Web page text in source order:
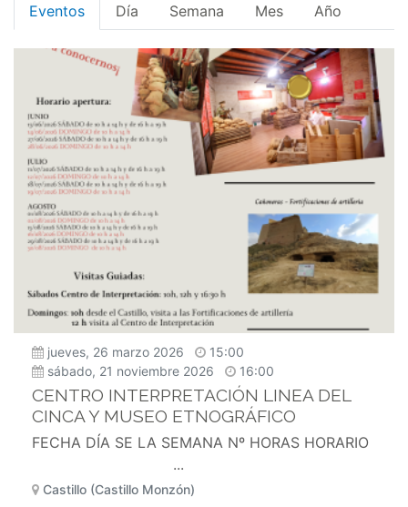
Eventos Día Semana Mes Año
jueves, 26 marzo 2026
15:00
sábado, 21 noviembre 2026
16:00
CENTRO INTERPRETACIÓN LINEA DEL
CINCA Y MUSEO ETNOGRÁFICO
FECHA DÍA SE LA SEMANA Nº HORAS HORARIO
...
Castillo (Castillo Monzón)